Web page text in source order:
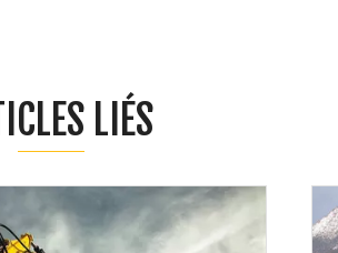
LIÉS